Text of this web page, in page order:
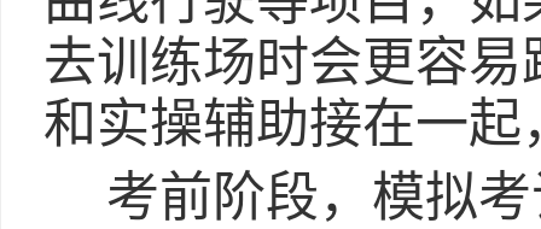
去训练场时会更容
和实操辅助接在一
考前阶段，模拟